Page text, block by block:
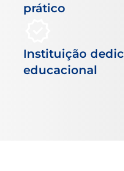
prático
Instituição
educacional